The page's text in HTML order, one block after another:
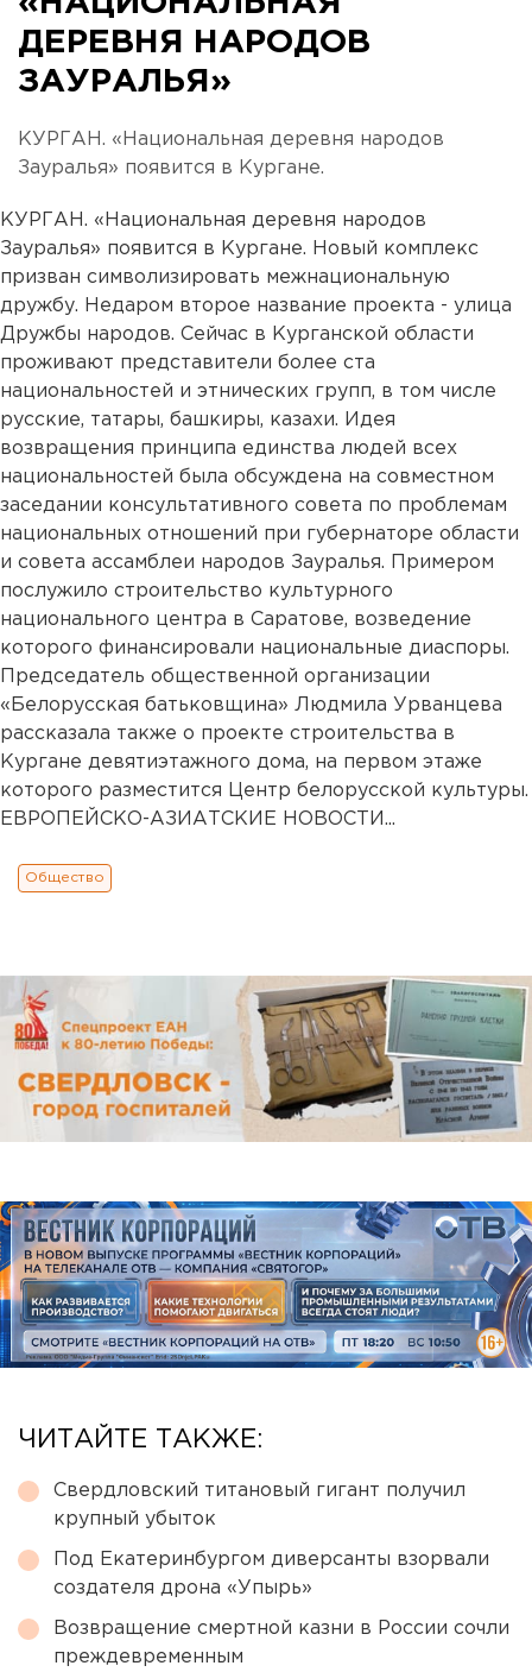
ДЕРЕВНЯ НАРОДОВ
ЗАУРАЛЬЯ»
КУРГАН. «Национальная деревня народов
Зауралья» появится в Кургане.
КУРГАН. «Национальная деревня народов
Зауралья» появится в Кургане. Новый комплекс
призван символизировать межнациональную
дружбу. Недаром второе название проекта - улица
Дружбы народов. Сейчас в Курганской области
проживают представители более ста
национальностей и этнических групп, в том числе
русские, татары, башкиры, казахи. Идея
возвращения принципа единства людей всех
национальностей была обсуждена на совместном
заседании консультативного совета по проблемам
национальных отношений при губернаторе области
и совета ассамблеи народов Зауралья. Примером
послужило строительство культурного
национального центра в Саратове, возведение
которого финансировали национальные диаспоры.
Председатель общественной организации
«Белорусская батьковщина» Людмила Урванцева
рассказала также о проекте строительства в
Кургане девятиэтажного дома, на первом этаже
которого разместится Центр белорусской культуры.
ЕВРОПЕЙСКО-АЗИАТСКИЕ НОВОСТИ...
Общество
ЧИТАЙТЕ ТАКЖЕ:
Свердловский титановый гигант получил
крупный убыток
Под Екатеринбургом диверсанты взорвали
создателя дрона «Упырь»
Возвращение смертной казни в России сочли
преждевременным